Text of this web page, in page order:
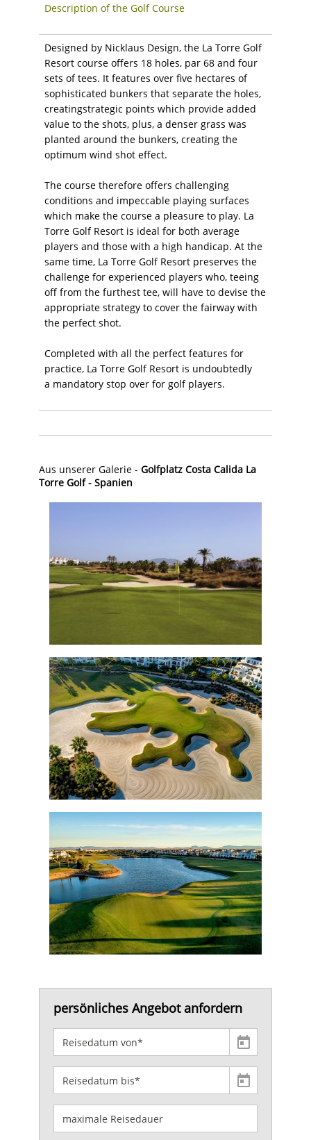
Description of the Golf Course
Designed by Nicklaus Design, the La Torre Golf
Resort course offers 18 holes, par 68 and four
sets of tees. It features over five hectares of
sophisticated bunkers that separate the holes,
creatingstrategic points which provide added
value to the shots, plus, a denser grass was
planted around the bunkers, creating the
optimum wind shot effect.
The course therefore offers challenging
conditions and impeccable playing surfaces
which make the course a pleasure to play. La
Torre Golf Resort is ideal for both average
players and those with a high handicap. At the
same time, La Torre Golf Resort preserves the
challenge for experienced players who, teeing
off from the furthest tee, will have to devise the
appropriate strategy to cover the fairway with
the perfect shot.
Completed with all the perfect features for
practice, La Torre Golf Resort is undoubtedly
a mandatory stop over for golf players.
Aus unserer Galerie - Golfplatz Costa Calida La
Torre Golf - Spanien
persönliches Angebot anfordern